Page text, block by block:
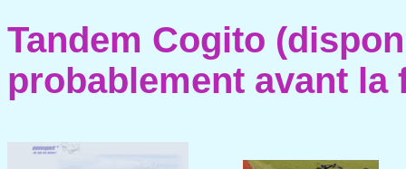
Tandem Cogito
probablement avant la